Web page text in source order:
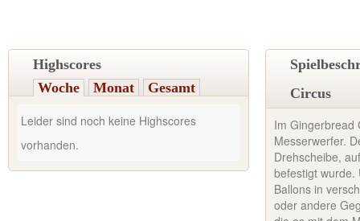
Highscores
Woche
Monat Gesamt
Leider sind noch keine Highscores
vorhanden.
Circus
Im Gingerbread
Messerwerfer.
Drehscheibe,
befestigt wurde.
Ballons in
oder andere